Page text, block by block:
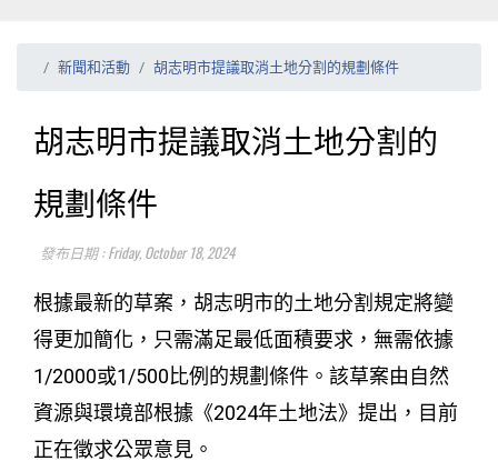
新聞和活動 胡志明市提議取消土地分割的規劃條件
胡志明市提議取消土地分割的
規劃條件
發布日期 : Friday, October 18, 2024
根據最新的草案，胡志明市的土地分割規定將變
得更加簡化，只需滿足最低面積要求，無需依據
1/2000或1/500比例的規劃條件。該草案由自然
資源與環境部根據《2024年土地法》提出，目前
正在徵求公眾意見。